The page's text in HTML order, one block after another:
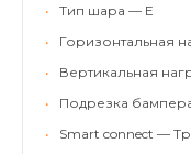
•
Тип шара — E
•
Горизонтальная
•
Вертикальная
•
Подрезка
•
Smart connect —